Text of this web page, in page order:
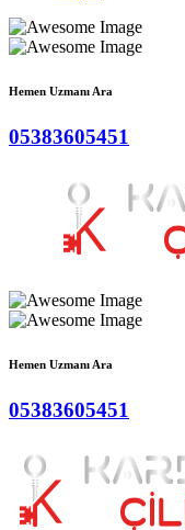
Hemen Uzmanı Ara
05383605451
Hemen Uzmanı Ara
05383605451